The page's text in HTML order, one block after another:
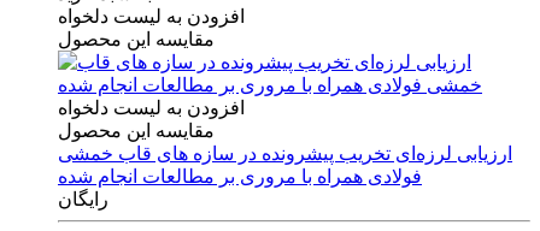
افزودن به لیست دلخواه
مقایسه این محصول
افزودن به لیست دلخواه
مقایسه این محصول
ارزیابی لرزه‌ای تخریب پیشرونده در سازه های قاب خمشی
فولادی همراه با مروری بر مطالعات انجام شده
رایگان